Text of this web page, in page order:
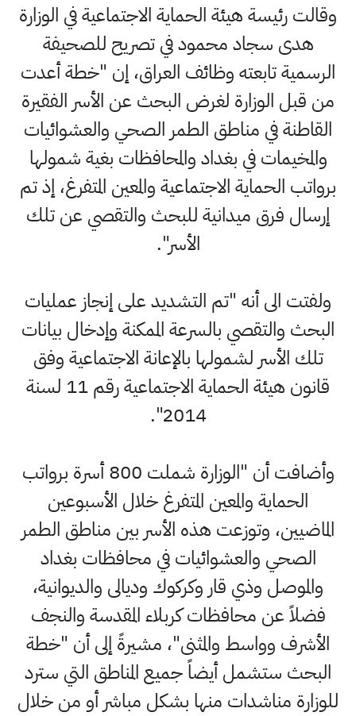
وقالت رئيسة هيئة الحماية الاجتماعية في الوزارة
هدى سجاد محمود في تصريح للصحيفة
الرسمية تابعته وظائف العراق، إن "خطة أعدت
من قبل الوزارة لغرض البحث عن الأسر الفقيرة
القاطنة في مناطق الطمر الصحي والعشوائيات
والمخيمات في بغداد والمحافظات بغية شمولها
برواتب الحماية الاجتماعية والمعين المتفرغ، إذ تم
إرسال فرق ميدانية للبحث والتقصي عن تلك
الأسر".
ولفتت الى أنه "تم التشديد على إنجاز عمليات
البحث والتقصي بالسرعة الممكنة وإدخال بيانات
تلك الأسر لشمولها بالإعانة الاجتماعية وفق
قانون هيئة الحماية الاجتماعية رقم 11 لسنة
2014".
وأضافت أن "الوزارة شملت 800 أسرة برواتب
الحماية والمعين المتفرغ خلال الأسبوعين
الماضيين، وتوزعت هذه الأسر بين مناطق الطمر
الصحي والعشوائيات في محافظات بغداد
والموصل وذي قار وكركوك وديالى والديوانية،
فضلاً عن محافظات كربلاء المقدسة والنجف
الأشرف وواسط والمثنى"، مشيرةً إلى أن "خطة
البحث ستشمل أيضاً جميع المناطق التي سترد
للوزارة مناشدات منها بشكل مباشر أو من خلال